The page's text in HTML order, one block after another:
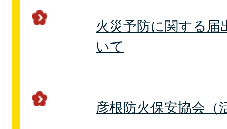
火災予防に関する届
いて
彦根防火保安協会（